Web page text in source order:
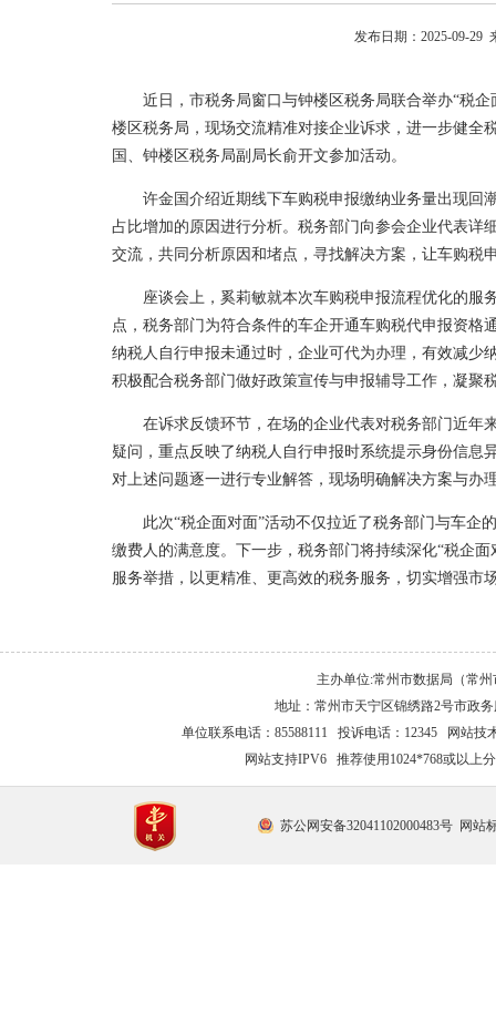
发布日期：2025-09-29
近日，市税务局窗口与钟楼区税务局联合举办“税
楼区税务局，现场交流精准对接企业诉求，进一步健全
国、钟楼区税务局副局长俞开文参加活动。
许金国介绍近期线下车购税申报缴纳业务量出现回
占比增加的原因进行分析。税务部门向参会企业代表详
交流，共同分析原因和堵点，寻找解决方案，让车购税
座谈会上，奚莉敏就本次车购税申报流程优化的服
点，税务部门为符合条件的车企开通车购税代申报资格
纳税人自行申报未通过时，企业可代为办理，有效减少
积极配合税务部门做好政策宣传与申报辅导工作，凝聚
在诉求反馈环节，在场的企业代表对税务部门近年
疑问，重点反映了纳税人自行申报时系统提示身份信息
对上述问题逐一进行专业解答，现场明确解决方案与办
此次“税企面对面”活动不仅拉近了税务部门与车企
缴费人的满意度。下一步，税务部门将持续深化“税企
服务举措，以更精准、更高效的税务服务，切实增强市
主办单位:常州市数据局（常
地址：常州市天宁区锦绣路2号市政
单位联系电话：85588111 投诉电话：12345 网站技
网站支持IPV6 推荐使用1024*768或以上
苏公网安备32041102000483号 网站